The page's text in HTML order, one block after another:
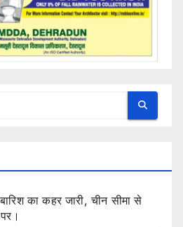
का कहर जारी, चीन सीमा से